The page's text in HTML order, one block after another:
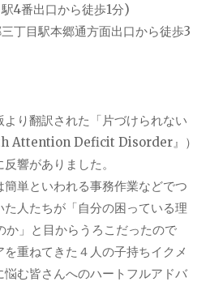
4番出口から徒歩1分)
丁目駅本郷通方面出口から徒歩3
り翻訳された「片づけられない
Attention Deficit Disorder』）
響がありました。
単といわれる事務作業などでつ
人たちが「自分の困っている理
」と目からうろこだったので
重ねてきた４人の子持ちイクメ
む皆さんへのハートフルアドバ